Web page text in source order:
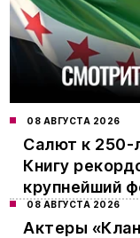
08 АВГУСТА 2026
Салют к
Книгу
крупнейший
08 АВГУСТА 2026
Актеры